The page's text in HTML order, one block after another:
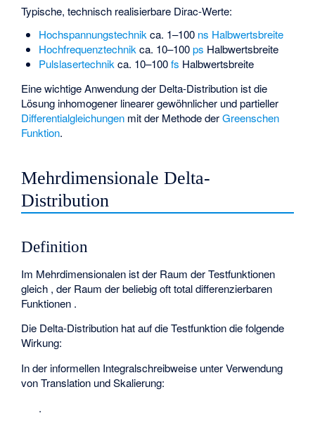
Typische, technisch realisierbare Dirac-Werte:
Hochspannungstechnik ca. 1–100 ns Halbwertsbreite
Hochfrequenztechnik ca. 10–100ps Halbwertsbreite
Pulslasertechnik ca. 10–100fs Halbwertsbreite
Eine wichtige Anwendung der Delta-Distribution ist die
Lösung inhomogener linearer gewöhnlicher und partieller
Differentialgleichungen mit der Methode derGreenschen
Funktion.
Mehrdimensionale Delta-
Distribution
Definition
Im Mehrdimensionalen ist der Raum der Testfunktionen
gleich , der Raum der beliebig oft total differenzierbaren
Funktionen .
Die Delta-Distribution hat auf die Testfunktiondie folgende
Wirkung:
In der informellen Integralschreibweise unter Verwendung
von Translation und Skalierung:
.